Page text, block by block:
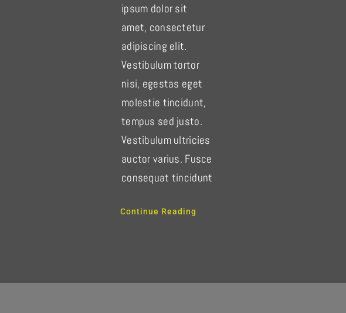
ipsum dolor sit
amet, consectetur
adipiscing elit.
Vestibulum tortor
nisi, egestas eget
molestie tincidunt,
tempus sed justo.
Vestibulum ultricies
auctor varius. Fusce
consequat tincidunt
Continue Reading